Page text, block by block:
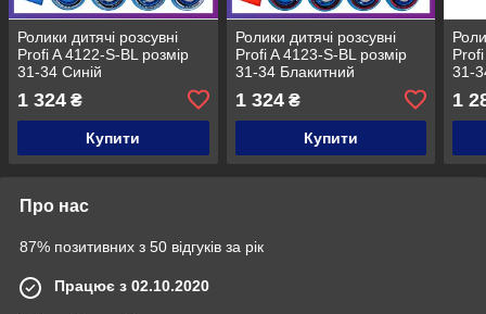
Ролики дитячі розсувні
Profi A 4122-S-BL розмір
31-34 Синій
1 324 ₴
Купити
Ролики дитячі розсувні
Profi A 4123-S-BL розмір
31-34 Блакитний
1 324₴
Купити
31-
1
Про нас
87% позитивних з 50 відгуків за рік
Працює з 02.10.2020